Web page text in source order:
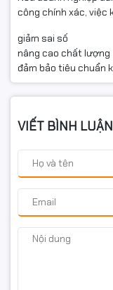
công chính xác, việc
giảm sai số
nâng cao chất lượng
đảm bảo tiêu chuẩn
VIẾT BÌNH